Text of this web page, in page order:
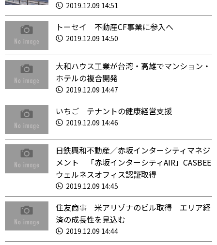
2019.12.09 14:51
トーセイ 不動産CF事業に参入へ
2019.12.09 14:50
大和ハウス工業が台湾・高雄でマンション・
ホテルの複合開発
2019.12.09 14:47
いちご テナントの健康経営支援
2019.12.09 14:46
日鉄興和不動産／赤坂インターシティマネジ
メント 「赤坂インターシティAIR」CASBEE
ウェルネスオフィス認証取得
2019.12.09 14:45
住友商事 米アリゾナのビル取得 エリア経
済の成長性を見込む
2019.12.09 14:44